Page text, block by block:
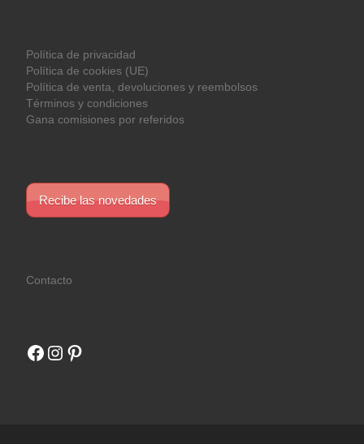
Política de privacidad
Política de cookies (UE)
Política de venta, devoluciones y reembolsos
Términos y condiciones
Gana comisiones por referidos
Recibe las novedades
Contacto
Facebook
Instagram
Pinterest